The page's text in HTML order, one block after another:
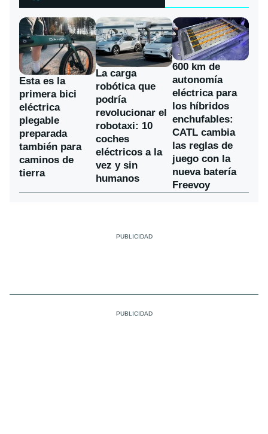
Esta es la
primera bici
eléctrica
plegable
preparada
también para
caminos de
tierra
La carga
robótica que
podría
revolucionar el
robotaxi: 10
coches
eléctricos a la
vez y sin
humanos
600 km de
autonomía
eléctrica para
los híbridos
enchufables:
CATL cambia
las reglas de
juego con la
nueva batería
Freevoy